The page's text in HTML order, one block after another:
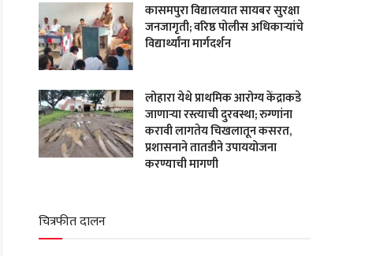
कासमपुरा विद्यालयात सायबर सुरक्षा
जनजागृती; वरिष्ठ पोलीस अधिकाऱ्यांचे
विद्यार्थ्यांना मार्गदर्शन
लोहारा येथे प्राथमिक आरोग्य केंद्राकडे
जाणाऱ्या रस्त्याची दुरवस्था; रुग्णांना
करावी लागतेय चिखलातून कसरत,
प्रशासनाने तातडीने उपाययोजना
करण्याची मागणी
चित्रफीत दालन